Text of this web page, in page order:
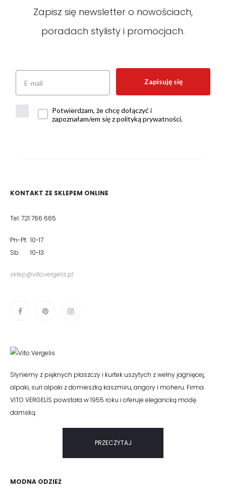
Zapisz się newsletter o nowościach,
poradach stylisty i promocjach.
Zapisuję się
Potwierdzam, że chcę dołączyć i
zapoznałam/em się z polityką prywatności.
KONTAKT ZE SKLEPEM ONLINE
Tel: 721 766 665
Pn-Pt: 10-17
Sb: 10-13
sklep@vitovergelis.pl
Słyniemy z pięknych płaszczy i kurtek uszytych z wełny jagnięcej,
alpaki, suri alpaki z domieszką kaszmiru, angory i moheru. Firma
VITO VERGELIS powstała w 1955 roku i oferuje elegancką modę
damską.
PRZECZYTAJ
MODNA ODZIEŻ